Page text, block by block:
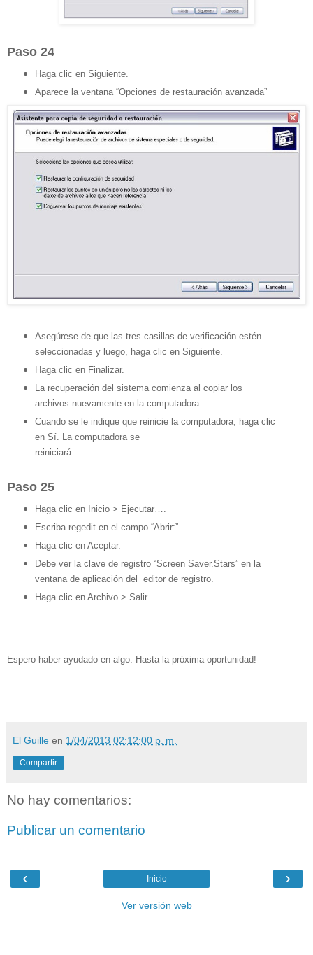
Paso 24
Haga clic en Siguiente.
Aparece la ventana “Opciones de restauración avanzada”
Asegúrese de que las tres casillas de verificación estén
seleccionadas y luego, haga clic en Siguiente.
Haga clic en Finalizar.
La recuperación del sistema comienza al copiar los
archivos nuevamente en la computadora.
Cuando se le indique que reinicie la computadora, haga clic
en Sí. La computadora se
reiniciará.
Paso 25
Haga clic en Inicio > Ejecutar….
Escriba regedit en el campo “Abrir:”.
Haga clic en Aceptar.
Debe ver la clave de registro “Screen Saver.Stars” en la
ventana de aplicación del editor de registro.
Haga clic en Archivo > Salir
Espero haber ayudado en algo. Hasta la próxima oportunidad!
El Guille en 1/04/2013 02:12:00 p. m.
Compartir
No hay comentarios:
Publicar un comentario
‹ ›
Inicio
Ver versión web